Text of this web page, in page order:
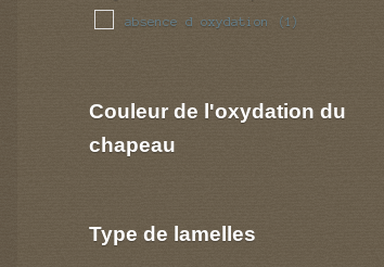
absence d oxydation (1)
Couleur de l'oxydation du
chapeau
Type de lamelles